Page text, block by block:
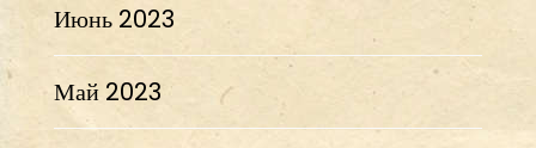
Июнь 2023
Май 2023